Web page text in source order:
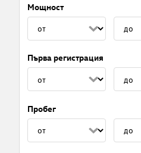
Мощност
Първа регистрация
Пробег